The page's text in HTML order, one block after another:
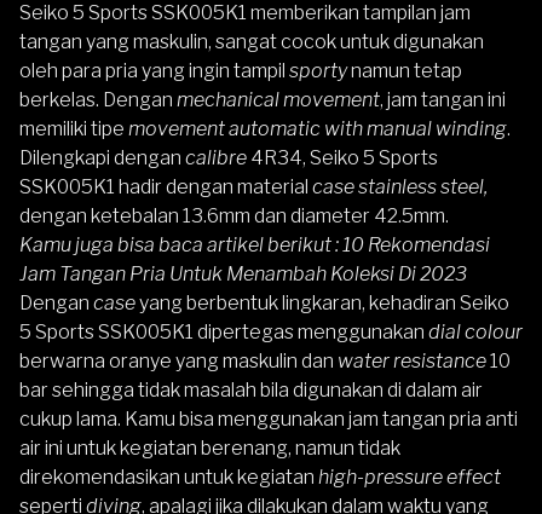
Seiko 5 Sports SSK005K1 memberikan tampilan jam
tangan yang maskulin, sangat cocok untuk digunakan
oleh para pria yang ingin tampil sportynamun tetap
berkelas. Dengan mechanical movement, jam tangan ini
memiliki tipe movement automatic with manual winding.
Dilengkapi dengan calibre 4R34, Seiko 5 Sports
SSK005K1 hadir dengan material case stainless steel,
dengan ketebalan 13.6mm dan diameter 42.5mm.
Kamu juga bisa baca artikel berikut : 10 Rekomendasi
Jam Tangan Pria Untuk Menambah Koleksi Di 2023
Dengan caseyang berbentuk lingkaran, kehadiran Seiko
5 Sports SSK005K1 dipertegas menggunakan dial colour
berwarna oranye yang maskulin dan water resistance10
bar sehingga tidak masalah bila digunakan di dalam air
cukup lama. Kamu bisa menggunakan jam tangan pria anti
air ini untuk kegiatan berenang, namun tidak
direkomendasikan untuk kegiatan high-pressure effect
seperti diving, apalagi jika dilakukan dalam waktu yang